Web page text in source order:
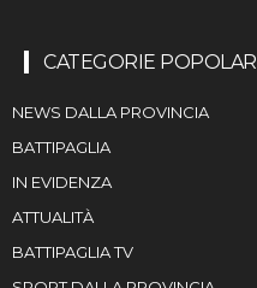
CATEGORIE POPOLARI
NEWS DALLA PROVINCIA
BATTIPAGLIA
IN EVIDENZA
ATTUALITÀ
BATTIPAGLIA TV